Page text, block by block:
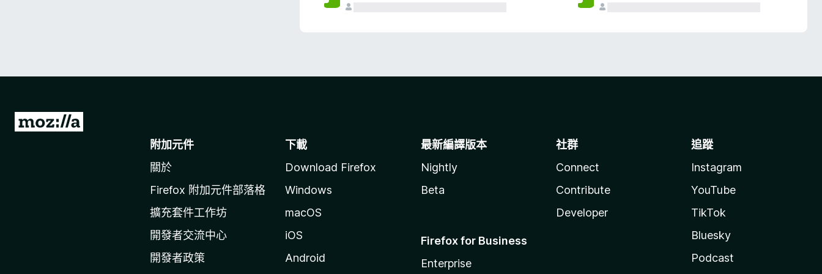
前
附加元件
關於
Firefox 附加元件部落格
擴充套件工作坊
開發者交流中心
開發者政策
下載
Download Firefox
Windows
macOS
iOS
Android
最新編譯版本
Nightly
Beta
Firefox for Business
Enterprise
社群
Connect
Contribute
Developer
追蹤
Instagram
YouTube
TikTok
Bluesky
Podcast